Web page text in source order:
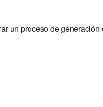
un proceso de